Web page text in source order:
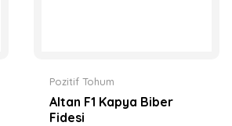
Pozitif Tohum
Altan F1 Kapya Biber
Fidesi